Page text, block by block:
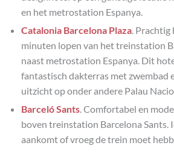
en het metrostation Espanya.
Catalonia Barcelona Plaza .
minuten lopen van het treinstation
naast metrostation Espanya. Dit
fantastisch dakterras met zwembad
uitzicht op onder andere Palau
Barceló Sants . Comfortabel en
boven treinstation Barcelona Sants.
aankomt of vroeg de trein moet